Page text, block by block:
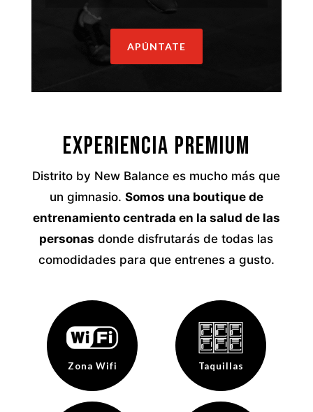
APÚNTATE
Experiencia premium
Distrito by New Balance es mucho más que
un gimnasio. Somos una boutique de
entrenamiento centrada en la salud de las
personas donde disfrutarás de todas las
comodidades para que entrenes a gusto.
Zona Wifi Taquillas